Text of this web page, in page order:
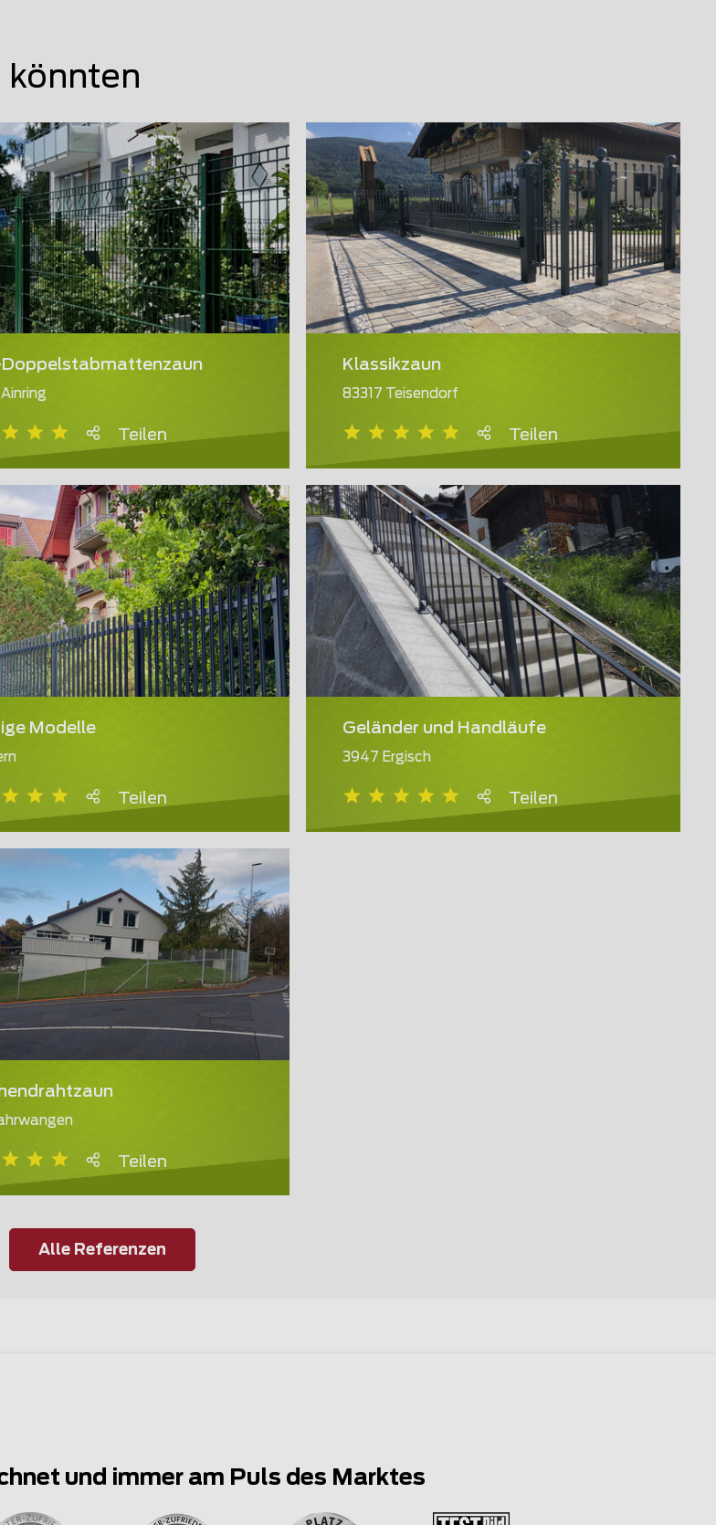
könnten
Doppelstabmattenzaun
Teilen
Klassikzaun
83317 Teisendorf
Teilen
Modelle
Teilen
Geländer und Handläufe
3947 Ergisch
Teilen
Teilen
Alle Referenzen
und immer am Puls des Marktes